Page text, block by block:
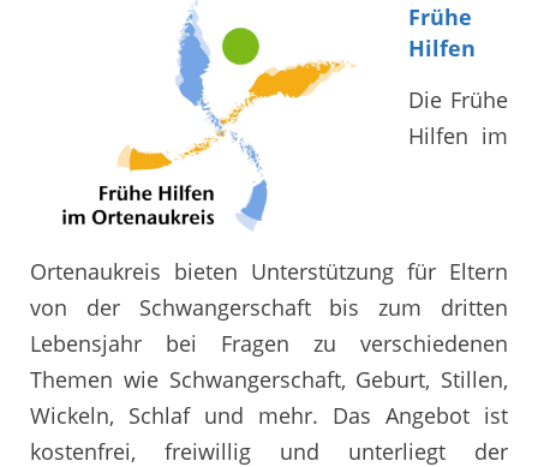
Frühe
Hilfen
Die Frühe
Hilfen im
Ortenaukreis bieten Unterstützung für Eltern
von der Schwangerschaft bis zum dritten
Lebensjahr bei Fragen zu verschiedenen
Themen wie Schwangerschaft, Geburt, Stillen,
Wickeln, Schlaf und mehr. Das Angebot ist
kostenfrei, freiwillig und unterliegt der